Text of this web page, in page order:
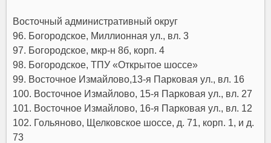
Восточный административный округ
96. Богородское, Миллионная ул., вл. 3
97. Богородское, мкр-н 8б, корп. 4
98. Богородское, ТПУ «Открытое шоссе»
99. Восточное Измайлово,13-я Парковая ул., вл. 16
100. Восточное Измайлово, 15-я Парковая ул., вл. 27
101. Восточное Измайлово, 16-я Парковая ул., вл. 12
102. Гольяново, Щелковское шоссе, д. 71, корп. 1, и д.
73